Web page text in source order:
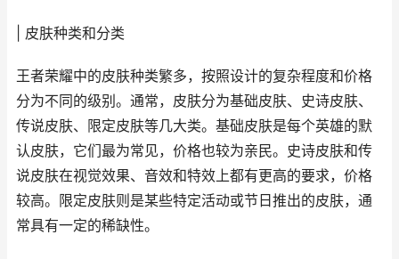
| 皮肤种类和分类
王者荣耀中的皮肤种类繁多，按照设计的复杂程度和价格
分为不同的级别。通常，皮肤分为基础皮肤、史诗皮肤、
传说皮肤、限定皮肤等几大类。基础皮肤是每个英雄的默
认皮肤，它们最为常见，价格也较为亲民。史诗皮肤和传
说皮肤在视觉效果、音效和特效上都有更高的要求，价格
较高。限定皮肤则是某些特定活动或节日推出的皮肤，通
常具有一定的稀缺性。